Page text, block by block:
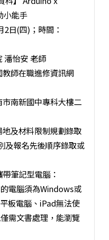
小能手
2日(四)；時間：
潘怡安 老師
師在職進修資訊網
南新國中專科大樓二
及材料限制規劃錄取
及報名先後順序錄取或
筆記型電腦：
電腦須為Windows或
板電腦、iPad無法使
需文書處理，能瀏覽